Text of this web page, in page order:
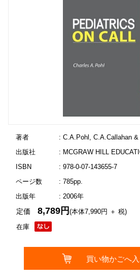
著者
: C.A.Pohl, C.A.Callahan
出版社
: MCGRAW HILL
ISBN
: 978-0-07-143655-7
ページ数
: 785pp.
出版年
: 2006年
在庫
定価8,789円(本体7,990円 ＋ 税)